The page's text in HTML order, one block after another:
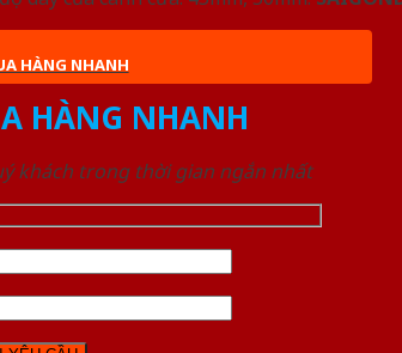
HÀNG NHANH
HÀNG NHANH
khách trong thời gian ngắn nhất